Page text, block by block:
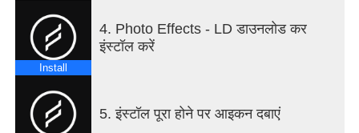
Install
4. Photo Effects - LD डाउनलोड कर
इंस्टॉल करें
5. इंस्टॉल पूरा होने पर आइकन दबाएं